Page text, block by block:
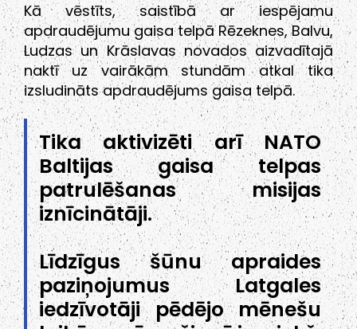
Kā vēstīts, saistībā ar iespējamu
apdraudējumu gaisa telpā Rēzeknes, Balvu,
Ludzas un Krāslavas novados aizvadītajā
naktī uz vairākām stundām atkal tika
izsludināts apdraudējums gaisa telpā.
Tika aktivizēti arī NATO
Baltijas gaisa telpas
patrulēšanas misijas
iznīcinātāji.
Līdzīgus šūnu apraides
paziņojumus Latgales
iedzīvotāji pēdējo mēnešu